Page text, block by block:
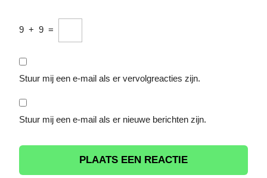
9 + 9 =
Stuur mij een e-mail als er vervolgreacties zijn.
Stuur mij een e-mail als er nieuwe berichten zijn.